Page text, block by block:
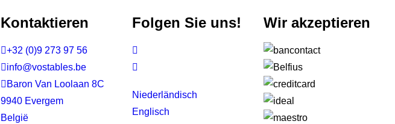
Kontaktieren
+32 (0)9 273 97 56
info@vostables.be
 Baron Van Loolaan 8C
9940 Evergem
België
Folgen Sie uns!


Niederländisch
Englisch
Wir akzeptieren